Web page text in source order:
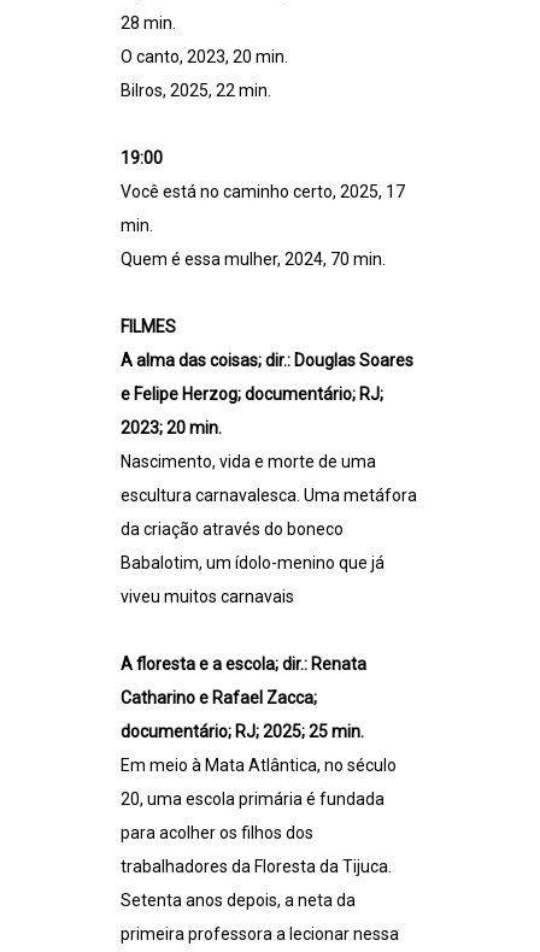
28 min.
O canto, 2023, 20 min.
Bilros, 2025, 22 min.
19:00
Você está no caminho certo, 2025, 17
min.
Quem é essa mulher, 2024, 70 min.
FILMES
A alma das coisas; dir.: Douglas Soares
e Felipe Herzog; documentário; RJ;
2023; 20 min.
Nascimento, vida e morte de uma
escultura carnavalesca. Uma metáfora
da criação através do boneco
Babalotim, um ídolo-menino que já
viveu muitos carnavais
A floresta e a escola; dir.: Renata
Catharino e Rafael Zacca;
documentário; RJ; 2025; 25 min.
Em meio à Mata Atlântica, no século
20, uma escola primária é fundada
para acolher os filhos dos
trabalhadores da Floresta da Tijuca.
Setenta anos depois, a neta da
primeira professora a lecionar nessa